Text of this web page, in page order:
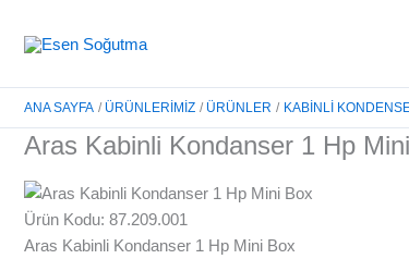
ANA SAYFA ÜRÜNLERIMIZ ÜRÜNLER KABINLI
Aras Kabinli Kondanser 1 Hp
Ürün Kodu: 87.209.001
Aras Kabinli Kondanser 1 Hp Mini Box